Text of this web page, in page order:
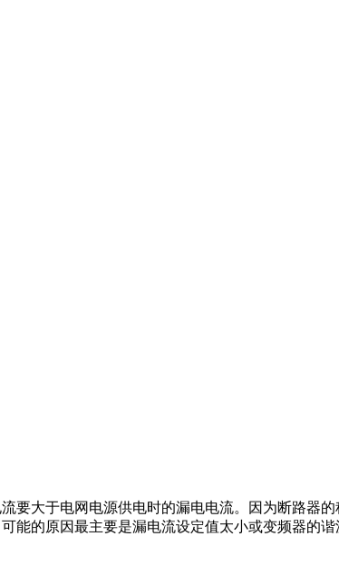
大于电网电源供电时的漏电电流。因为断路器的
的原因最主要是漏电流设定值太小或变频器的谐